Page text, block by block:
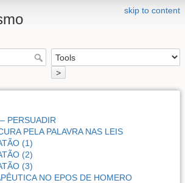
skip to content
>
PERSUADIR
PELA PALAVRA NAS LEIS
(1)
(2)
(3)
NO EPOS DE HOMERO